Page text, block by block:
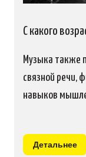
С какого
Музыка также
связной речи,
навыков
Детальнее